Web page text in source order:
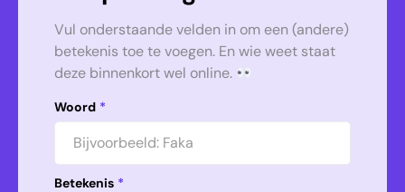
Vul onderstaande velden in om een (andere)
betekenis toe te voegen. En wie weet staat
deze binnenkort wel online.
Woord *
Betekenis *